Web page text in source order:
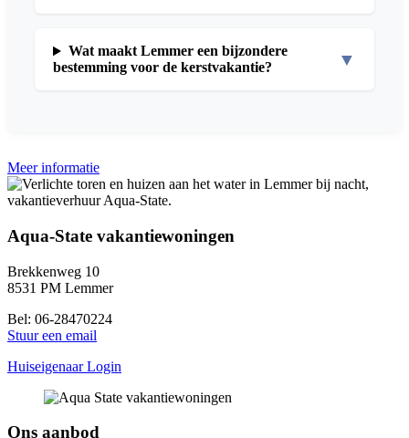
Wat maakt Lemmer een bijzondere
bestemming voor de kerstvakantie?
▼
Meer informatie
Aqua-State vakantiewoningen
Brekkenweg 10
8531 PM Lemmer
Bel: 06-28470224
Stuur een email
Huiseigenaar Login
Ons aanbod